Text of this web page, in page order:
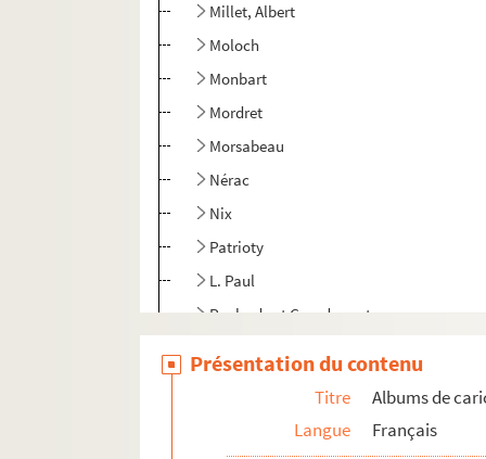
Millet, Albert
Moloch
Monbart
Mordret
Morsabeau
Nérac
Nix
Patrioty
L. Paul
Pealardy et Grandperret
Présentation du contenu
Titre
Albums de
Langue
Français